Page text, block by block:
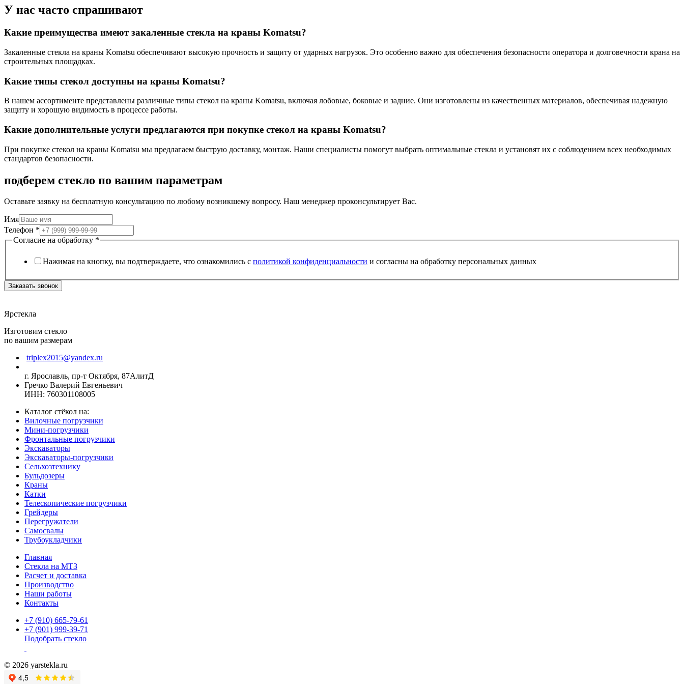
У нас часто спрашивают
Какие преимущества имеют закаленные стекла на краны Komatsu?
Закаленные стекла на краны Komatsu обеспечивают высокую прочность и защиту от ударных нагрузок. Это особенно важно для обеспечения безопасности оператора и долговечности крана на
строительных площадках.
Какие типы стекол доступны на краны Komatsu?
В нашем ассортименте представлены различные типы стекол на краны Komatsu, включая лобовые, боковые и задние. Они изготовлены из качественных материалов, обеспечивая надежную
защиту и хорошую видимость в процессе работы.
Какие дополнительные услуги предлагаются при покупке стекол на краны Komatsu?
При покупке стекол на краны Komatsu мы предлагаем быструю доставку, монтаж. Наши специалисты помогут выбрать оптимальные стекла и установят их с соблюдением всех необходимых
стандартов безопасности.
подберем стекло по вашим параметрам
Оставьте заявку на бесплатную консультацию по любому возникшему вопросу. Наш менеджер проконсультирует Вас.
Имя
Телефон *
Согласие на обработку *
Нажимая на кнопку, вы подтверждаете, что ознакомились с политикой конфиденциальности и согласны на обработку персональных данных
Заказать звонок
Ярстекла
Изготовим стекло
по вашим размерам
triplex2015@yandex.ru
г. Ярославль, пр-т Октября, 87АлитД
Гречко Валерий Евгеньевич
ИНН: 760301108005
Каталог стёкол на:
Вилочные погрузчики
Мини-погрузчики
Фронтальные погрузчики
Экскаваторы
Экскаваторы-погрузчики
Сельхозтехнику
Бульдозеры
Краны
Катки
Телескопические погрузчики
Грейдеры
Перегружатели
Самосвалы
Трубоукладчики
Главная
Стекла на МТЗ
Расчет и доставка
Производство
Наши работы
Контакты
+7 (910) 665-79-61
+7 (901) 999-39-71
Подобрать стекло
© 2026 yarstekla.ru